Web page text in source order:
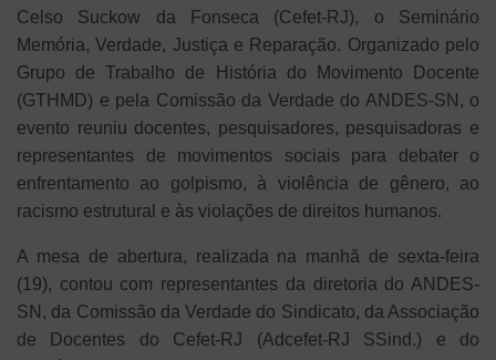
Celso Suckow da Fonseca (Cefet-RJ), o Seminário
Memória, Verdade, Justiça e Reparação. Organizado pelo
Grupo de Trabalho de História do Movimento Docente
(GTHMD) e pela Comissão da Verdade do ANDES-SN, o
evento reuniu docentes, pesquisadores, pesquisadoras e
representantes de movimentos sociais para debater o
enfrentamento ao golpismo, à violência de gênero, ao
racismo estrutural e às violações de direitos humanos.
A mesa de abertura, realizada na manhã de sexta-feira
(19), contou com representantes da diretoria do ANDES-
SN, da Comissão da Verdade do Sindicato, da Associação
de Docentes do Cefet-RJ (Adcefet-RJ SSind.) e do